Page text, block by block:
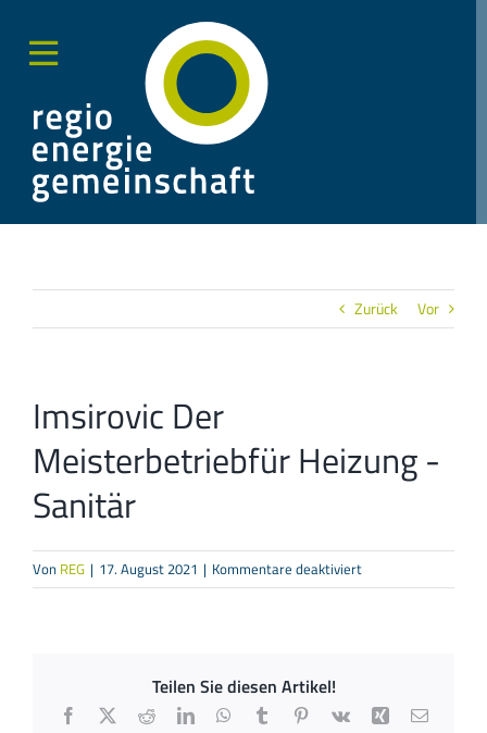
Inhalt
springen
Zurück Vor
Imsirovic Der
Meisterbetriebfür Heizung -
Sanitär
Von REG | 17. August 2021 | Kommentare deaktiviertfür
Imsirovic
Sanitär
Teilen Sie diesen Artikel!
Facebook
X RedditLinkedInWhatsApp
TumblrPinterest
Vk Xing E-
Sliding